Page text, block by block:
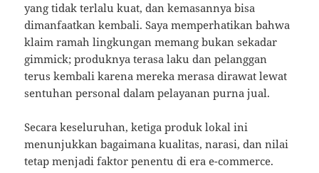
yang tidak terlalu kuat, dan kemasannya bisa
dimanfaatkan kembali. Saya memperhatikan bahwa
klaim ramah lingkungan memang bukan sekadar
gimmick; produknya terasa laku dan pelanggan
terus kembali karena mereka merasa dirawat lewat
sentuhan personal dalam pelayanan purna jual.
Secara keseluruhan, ketiga produk lokal ini
menunjukkan bagaimana kualitas, narasi, dan nilai
tetap menjadi faktor penentu di era e-commerce.